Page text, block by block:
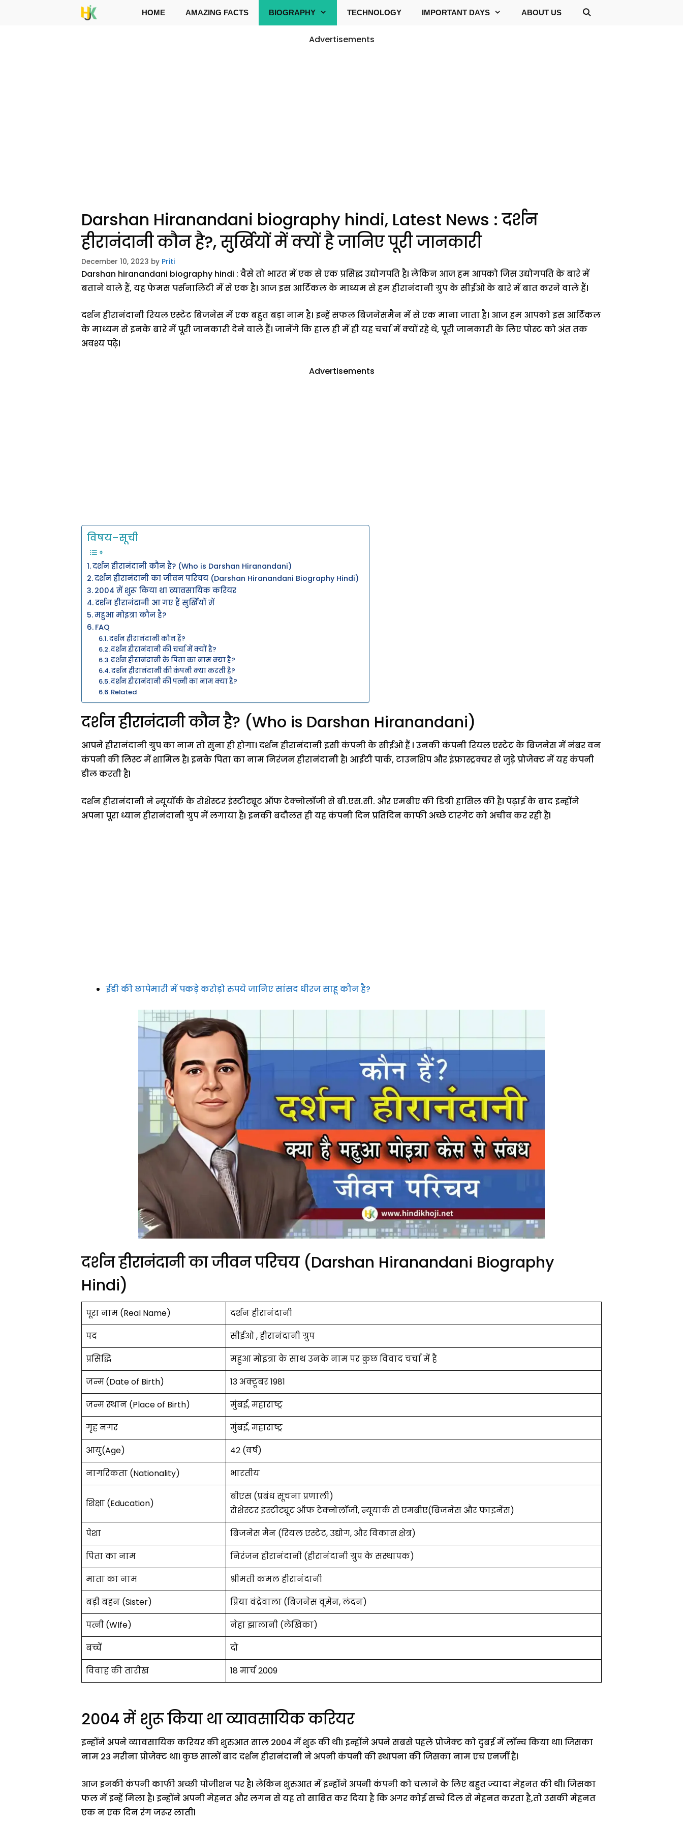
HOME AMAZING FACTS BIOGRAPHY TECHNOLOGY IMPORTANT DAYS ABOUT US
Advertisements
Darshan Hiranandani biography hindi, Latest News : दर्शन
हीरानंदानी कौन है?, सुर्खियों में क्यों है जानिए पूरी जानकारी
December 10, 2023 by Priti
Darshan hiranandani biography hindi : वैसे तो भारत में एक से एक प्रसिद्ध उद्योगपति हैl लेकिन आज हम आपको जिस उद्योगपति के बारे में
बताने वाले हैं, यह फेमस पर्सनालिटी में से एक है। आज इस आर्टिकल के माध्यम से हम हीरानंदानी ग्रुप के सीईओ के बारे में बात करने वाले हैं।
दर्शन हीरानंदानी रियल एस्टेट बिजनेस में एक बहुत बड़ा नाम है। इन्हें सफल बिजनेसमैन में से एक माना जाता है। आज हम आपको इस आर्टिकल
के माध्यम से इनके बारे में पूरी जानकारी देने वाले हैं। जानेंगे कि हाल ही में ही यह चर्चा में क्यों रहे थे, पूरी जानकारी के लिए पोस्ट को अंत तक
अवश्य पढ़े।
Advertisements
विषय–सूची
दर्शन हीरानंदानी कौन है? (Who is Darshan Hiranandani)
दर्शन हीरानंदानी का जीवन परिचय (Darshan Hiranandani Biography Hindi)
2004 में शुरू किया था व्यावसायिक करियर
दर्शन हीरानंदानी आ गए हैं सुर्खियों में
महुआ मोइत्रा कौन है?
FAQ
दर्शन हीरानंदानी कौन हैं?
दर्शन हीरानंदानी की चर्चा में क्यों है?
दर्शन हीरानंदानी के पिता का नाम क्या है?
दर्शन हीरानंदानी की कंपनी क्या करती है?
दर्शन हीरानंदानी की पत्नी का नाम क्या है?
Related
दर्शन हीरानंदानी कौन है? (Who is Darshan Hiranandani)
आपने हीरानंदानी ग्रुप का नाम तो सुना ही होगा। दर्शन हीरानंदानी इसी कंपनी के सीईओ हैं l उनकी कंपनी रियल एस्टेट के बिजनेस में नंबर वन
कंपनी की लिस्ट में शामिल हैl इनके पिता का नाम निरंजन हीरानंदानी हैl आईटी पार्क, टाउनशिप और इंफ्रास्ट्रक्चर से जुड़े प्रोजेक्ट में यह कंपनी
डील करती हैl
दर्शन हीरानंदानी ने न्यूयॉर्क के रोशेस्टर इंस्टीट्यूट ऑफ टेक्नोलॉजी से बी.एस.सी. और एमबीए की डिग्री हासिल की हैl पढ़ाई के बाद इन्होंने
अपना पूरा ध्यान हीरानंदानी ग्रुप में लगाया हैI इनकी बदौलत ही यह कंपनी दिन प्रतिदिन काफी अच्छे टारगेट को अचीव कर रही हैl
ईडी की छापेमारी में पकड़े करोड़ो रुपये जानिए सांसद धीरज साहू कौन है?
दर्शन हीरानंदानी का जीवन परिचय (Darshan Hiranandani Biography
Hindi)
पूरा नाम (Real Name)
दर्शन हीरानंदानी
पद
सीईओ , हीरानंदानी ग्रुप
प्रसिद्धि
महुआ मोइत्रा के साथ उनके नाम पर कुछ विवाद चर्चा में है
जन्म(Date of Birth)
13 अक्टूबर 1981
जन्म स्थान (Place of Birth)
मुंबई, महाराष्ट्र
गृह नगर
मुंबई, महाराष्ट्र
आयु(Age)
42 (वर्ष)
नागरिकता (Nationality)
भारतीय
शिक्षा (Education)
बीएस (प्रबंध सूचना प्रणाली)
रोशेस्टर इंस्टीट्यूट ऑफ टेक्नोलॉजी, न्यूयार्क से एमबीए(बिजनेस और फाइनेंस)
पेशा
बिजनेस मैन (रियल एस्टेट, उद्योग, और विकास क्षेत्र)
पिता का नाम
निरंजन हीरानंदानी (हीरानंदानी ग्रुप के सस्थापक)
माता का नाम
श्रीमती कमल हीरानंदानी
बड़ी बहन (Sister)
प्रिया वंद्रेवाला (बिजनेस वूमेन, लंदन)
पत्नी (WIfe)
नेहा झालानी (लेखिका)
बच्चें
दो
विवाह की तारीख
18 मार्च 2009
2004 में शुरू किया था व्यावसायिक करियर
इन्होंने अपने व्यावसायिक करियर की शुरुआत साल 2004 में शुरू की थीl इन्होंने अपने सबसे पहले प्रोजेक्ट को दुबई में लॉन्च किया थाl जिसका
नाम 23 मरीना प्रोजेक्ट थाl कुछ सालों बाद दर्शन हीरानंदानी ने अपनी कंपनी की स्थापना की जिसका नाम एच एनर्जी हैl
आज इनकी कंपनी काफी अच्छी पोजीशन पर हैl लेकिन शुरुआत में इन्होंने अपनी कंपनी को चलाने के लिए बहुत ज्यादा मेहनत की थीl जिसका
फल में इन्हें मिला हैI इन्होंने अपनी मेहनत और लगन से यह तो साबित कर दिया है कि अगर कोई सच्चे दिल से मेहनत करता है,तो उसकी मेहनत
एक न एक दिन रंग जरूर लातीl